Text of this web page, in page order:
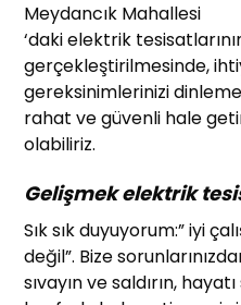
Meydancık Mahallesi
‘daki elektrik
gerçekleştirilmesinde,
gereksinimlerinizi
rahat ve güvenli hale
olabiliriz.
Gelişmek elektrik
Sık sık duyuyorum:” iyi
değil”. Bize
sıvayın ve saldırın,